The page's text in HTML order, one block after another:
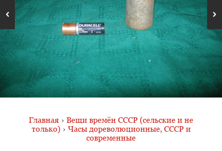
Главная › Вещи времён СССР (сельские и не
только) › Часы дореволюционные, СССР и
современные